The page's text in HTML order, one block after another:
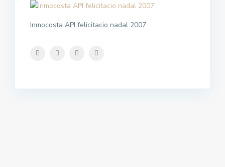
Inmocosta API felicitacio nadal 2007